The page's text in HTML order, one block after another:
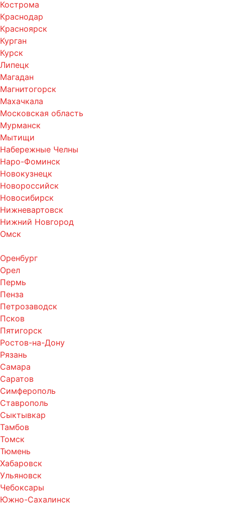
Кострома
Краснодар
Красноярск
Курган
Курск
Липецк
Магадан
Магнитогорск
Махачкала
Московская область
Мурманск
Мытищи
Набережные Челны
Наро-Фоминск
Новокузнецк
Новороссийск
Новосибирск
Нижневартовск
Нижний Новгород
Омск
Оренбург
Орел
Пермь
Пенза
Петрозаводск
Псков
Пятигорск
Ростов-на-Дону
Рязань
Самара
Саратов
Симферополь
Ставрополь
Сыктывкар
Тамбов
Томск
Тюмень
Хабаровск
Ульяновск
Чебоксары
Южно-Сахалинск